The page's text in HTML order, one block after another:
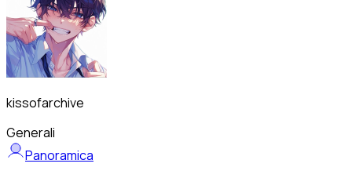
kissofarchive
Generali
Panoramica